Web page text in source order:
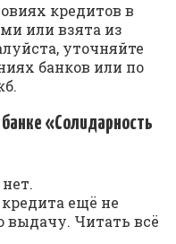
кредитов в
или взята из
уточняйте
банков или по
«Солидарность
ещё не
выдачу. Читать всё